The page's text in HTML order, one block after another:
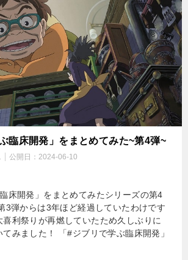
臨床開発」をまとめてみた~第4弾~
公開日： 2024-06-10
床開発」をまとめてみたシリーズの第4
3弾からは3年ほど経過していたわけです
利祭りが再燃していたため久しぶりに
てみました！ 「#ジブリで学ぶ臨床開発」